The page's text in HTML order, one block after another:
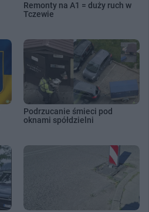
Remonty na A1 = duży ruch w
Tczewie
Podrzucanie śmieci pod
oknami spółdzielni